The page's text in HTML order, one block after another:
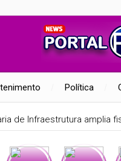
Política
de Infraestrutura amplia